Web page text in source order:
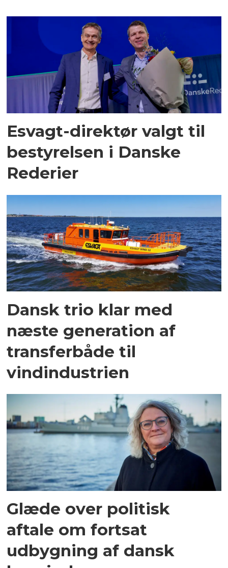
Esvagt-direktør valgt til
bestyrelsen i Danske
Rederier
Dansk trio klar med
næste generation af
transferbåde til
vindindustrien
Glæde over politisk
aftale om fortsat
udbygning af dansk